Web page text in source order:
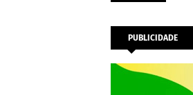
PUBLICIDADE